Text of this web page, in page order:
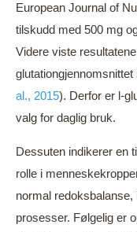
European Journal of
tilskudd med 500 mg
Videre viste
al., 2015). Derfor er l-
valg for daglig bruk.
Dessuten indikerer en
rolle i
normal
prosesser. Følgelig er